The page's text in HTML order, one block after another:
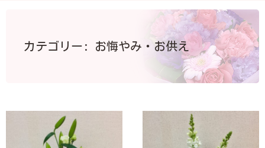
結婚祝い・結婚記念日
カテゴリー: お悔やみ・お供え